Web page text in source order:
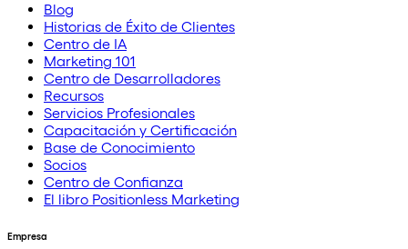
Blog
Historias de Éxito de Clientes
Centro de IA
Marketing 101
Centro de Desarrolladores
Recursos
Servicios Profesionales
Capacitación y Certificación
Base de Conocimiento
Socios
Centro de Confianza
El libro Positionless Marketing
Empresa